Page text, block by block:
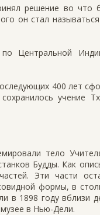
решение во что
он стал
Центральной
400 лет
учение
тело
Будды. Как
Эти части
формы, в
в 1898 году вблизи
в Нью-Дели.